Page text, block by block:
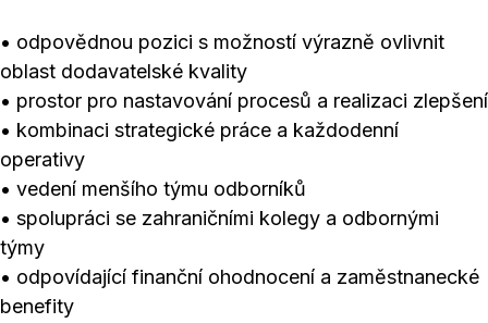
• odpovědnou pozici s možností výrazně ovlivnit
oblast dodavatelské kvality
• prostor pro nastavování procesů a realizaci zlepšení
• kombinaci strategické práce a každodenní
operativy
• vedení menšího týmu odborníků
• spolupráci se zahraničními kolegy a odbornými
týmy
• odpovídající finanční ohodnocení a zaměstnanecké
benefity